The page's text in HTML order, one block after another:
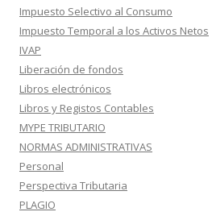
Impuesto Selectivo al Consumo
Impuesto Temporal a los Activos Netos
IVAP
Liberación de fondos
Libros electrónicos
Libros y Registos Contables
MYPE TRIBUTARIO
NORMAS ADMINISTRATIVAS
Personal
Perspectiva Tributaria
PLAGIO